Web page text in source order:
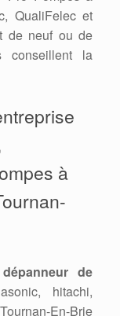
QualiFelec et
de neuf ou de
conseillent la
à
dépanneur de
hitachi,
En-Brie